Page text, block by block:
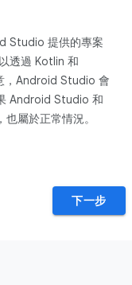
Studio 提供的專案
透過 Kotlin 和
，Android Studio 會
Android Studio 和
屬於正常情況。
下一步